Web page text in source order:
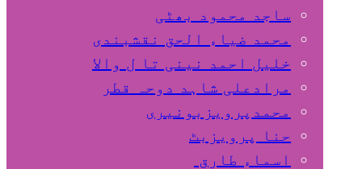
ساجد محمود بھٹی
محمد ضیاء الحق نقشبندی
خلیل احمد نینی تا ل والا
مرادعلی شاہد دوحہ قطر
محمدپرویزبونیری
حنا پرویزبٹ
اسماء طارق